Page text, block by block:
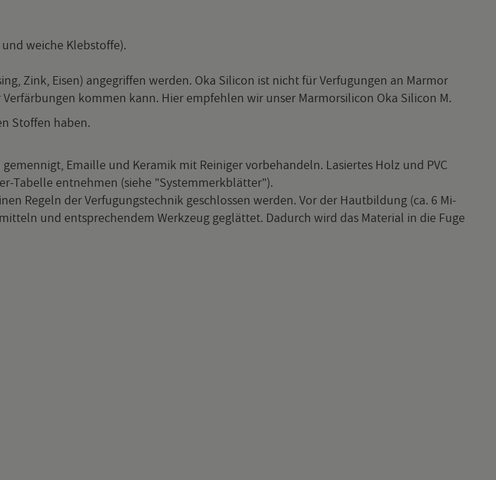
und wei­che Kleb­stof­fe).
Zink, Eisen) an­ge­grif­fen wer­den. Oka Si­li­con ist nicht für Ver­fu­gun­gen an Mar­mor
kom­men kann. Hier emp­feh­len wir unser Mar­mor­si­li­con Oka Si­li­con M.
Stof­fen haben.
Email­le und Ke­ra­mik mit Rei­ni­ger vor­be­han­deln. La­sier­tes Holz und PVC
Ta­bel­le ent­neh­men (siehe "Sys­tem­merk­blät­ter").
Re­geln der Ver­fu­gungs­tech­nik ge­schlos­sen wer­den. Vor der Haut­bil­dung (ca. 6 Mi­
und ent­spre­chen­dem Werk­zeug ge­glät­tet. Da­durch wird das Ma­te­ri­al in die Fuge